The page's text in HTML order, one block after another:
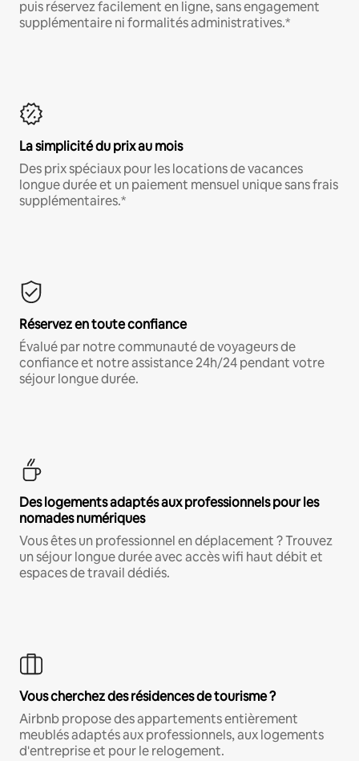
puis réservez facilement en ligne, sans engagement
supplémentaire ni formalités administratives.*
La simplicité du prix au mois
Des prix spéciaux pour les locations de vacances
longue durée et un paiement mensuel unique sans frais
supplémentaires.*
Réservez en toute confiance
Évalué par notre communauté de voyageurs de
confiance et notre assistance 24h/24 pendant votre
séjour longue durée.
Des logements adaptés aux professionnels pour les
nomades numériques
Vous êtes un professionnel en déplacement ? Trouvez
un séjour longue durée avec accès wifi haut débit et
espaces de travail dédiés.
Vous cherchez des résidences de tourisme ?
Airbnb propose des appartements entièrement
meublés adaptés aux professionnels, aux logements
d'entreprise et pour le relogement.